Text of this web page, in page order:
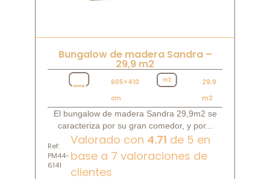
Bungalow de madera Sandra –
29,9 m2
605×410
cm
29,9
m2
El bungalow de madera Sandra 29,9m2 se
caracteriza por su gran comedor, y por...
Ref:
PM44-
6141
Valorado con 4.71 de 5 en
base a 7 valoraciones de
clientes